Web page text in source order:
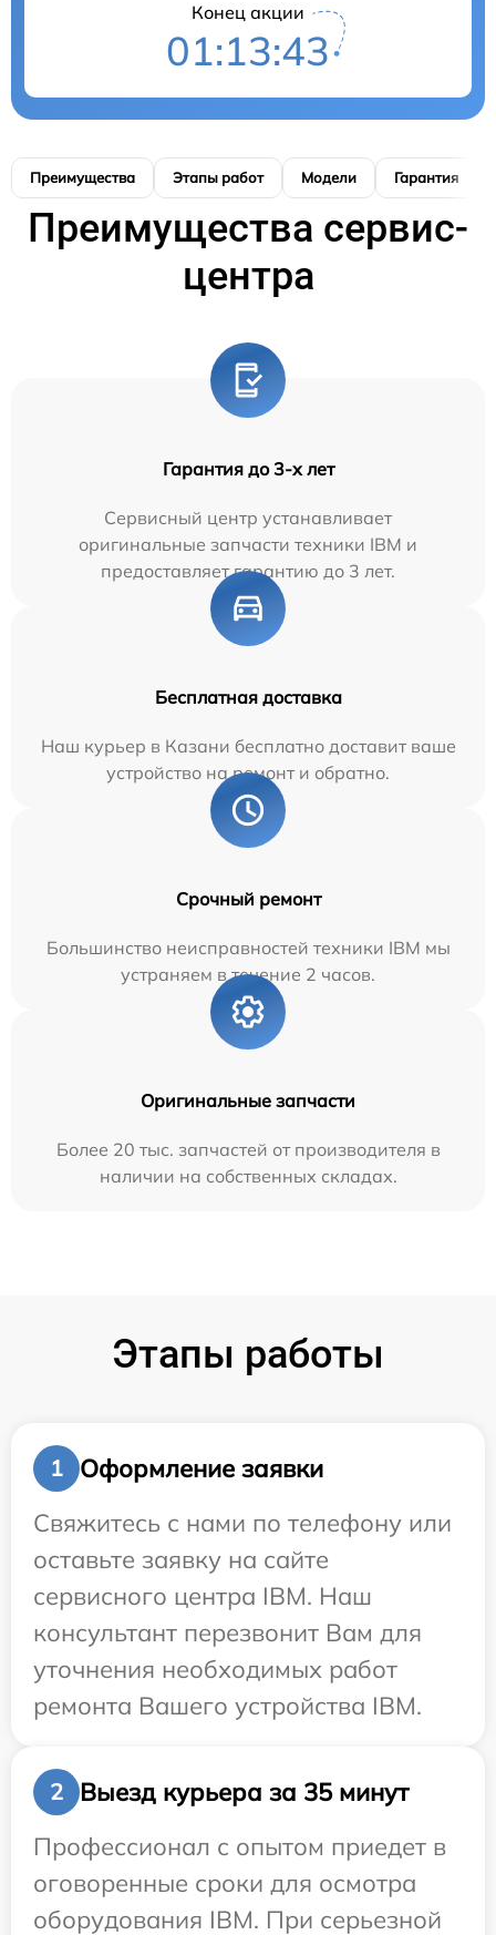
Конец акции
01:13:42
Преимущества Этапы работ Модели Гарантия
Преимущества сервис-
центра
Гарантия до 3-х лет
Сервисный центр устанавливает
оригинальные запчасти техники IBM и
предоставляет гарантию до 3 лет.
Бесплатная доставка
Наш курьер в Казани бесплатно доставит ваше
устройство на ремонт и обратно.
Срочный ремонт
Большинство неисправностей техники IBM мы
устраняем в течение 2 часов.
Оригинальные запчасти
Более 20 тыс. запчастей от производителя в
наличии на собственных складах.
Этапы работы
1
Оформление заявки
Свяжитесь с нами по телефону или
оставьте заявку на сайте
сервисного центра IBM. Наш
консультант перезвонит Вам для
уточнения необходимых работ
ремонта Вашего устройства IBM.
2
Выезд курьера за 35 минут
Профессионал с опытом приедет в
оговоренные сроки для осмотра
оборудования IBM. При серьезной